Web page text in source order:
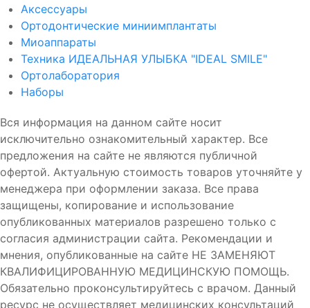
Аксессуары
Ортодонтические миниимплантаты
Миоаппараты
Техника ИДЕАЛЬНАЯ УЛЫБКА "IDEAL SMILE"
Ортолаборатория
Наборы
Вся информация на данном сайте носит
исключительно ознакомительный характер. Все
предложения на сайте не являются публичной
офертой. Актуальную стоимость товаров уточняйте у
менеджера при оформлении заказа. Все права
защищены, копирование и использование
опубликованных материалов разрешено только с
согласия администрации сайта. Рекомендации и
мнения, опубликованные на сайте НЕ ЗАМЕНЯЮТ
КВАЛИФИЦИРОВАННУЮ МЕДИЦИНСКУЮ ПОМОЩЬ.
Обязательно проконсультируйтесь с врачом. Данный
ресурс не осуществляет медицинских консультаций